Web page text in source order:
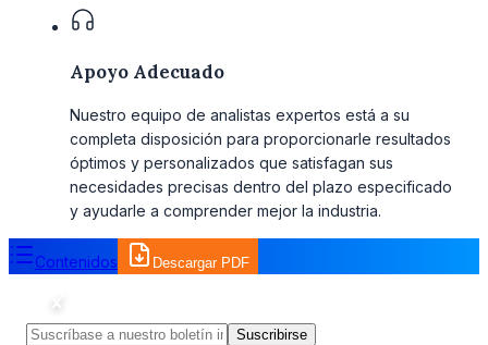
Apoyo Adecuado
Nuestro equipo de analistas expertos está a su
completa disposición para proporcionarle resultados
óptimos y personalizados que satisfagan sus
necesidades precisas dentro del plazo especificado
y ayudarle a comprender mejor la industria.
Contenidos Descargar PDF
Suscribirse